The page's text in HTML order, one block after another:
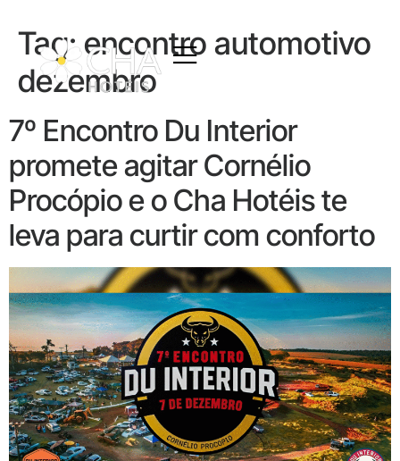
Tag:encontro automotivo
dezembro
7º Encontro Du Interior
promete agitar Cornélio
Procópio e o Cha Hotéis te
leva para curtir com conforto